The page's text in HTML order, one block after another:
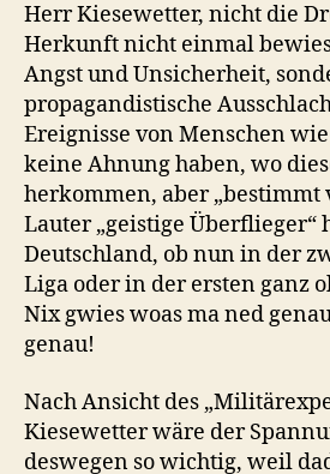
Herr Kiesewetter, nicht die
Herkunft nicht einmal
Angst und Unsicherheit,
propagandistische
Ereignisse von Menschen
keine Ahnung haben, wo
herkommen, aber „bestimmt
Lauter „geistige Überflieger“
Deutschland, ob nun in der
Liga oder in der ersten ganz
Nix gwies woas ma ned
genau!
Nach Ansicht des
Kiesewetter wäre der
deswegen so wichtig, weil